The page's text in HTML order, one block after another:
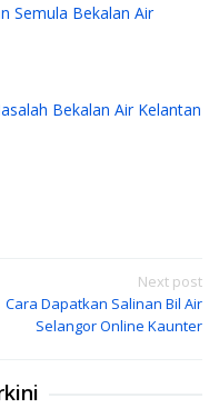
Semula Bekalan Air
Bekalan Air Kelantan
Next post
Cara Dapatkan Salinan Bil Air
Selangor Online Kaunter